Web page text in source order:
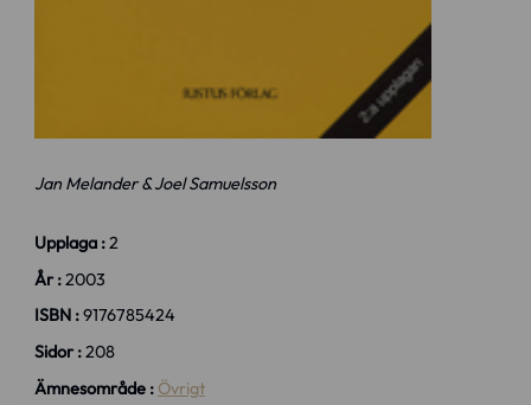
Jan Melander & Joel Samuelsson
Upplaga :2
År :2003
ISBN :9176785424
Sidor :208
Ämnesområde : Övrigt